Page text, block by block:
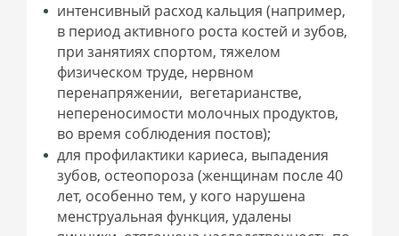
интенсивный расход кальция (например,
в период активного роста костей и зубов,
при занятиях спортом, тяжелом
физическом труде, нервном
перенапряжении, вегетарианстве,
непереносимости молочных продуктов,
во время соблюдения постов);
для профилактики кариеса, выпадения
зубов, остеопороза (женщинам после 40
лет, особенно тем, у кого нарушена
менструальная функция, удалены